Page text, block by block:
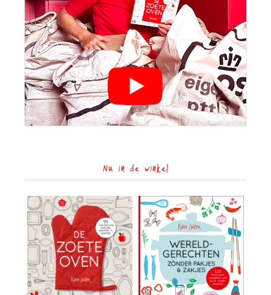
Nu in de winkel